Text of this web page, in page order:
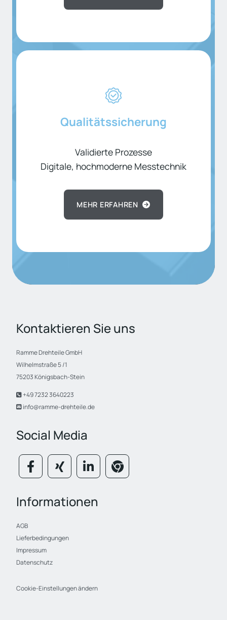
Qualitätssicherung
Validierte Prozesse
Digitale, hochmoderne Messtechnik
MEHR ERFAHREN
Kontaktieren Sie uns
Ramme Drehteile GmbH
Wilhelmstraße 5 /1
75203 Königsbach-Stein
+49 7232 3640223
 info@ramme-drehteile.de
Social Media
Informationen
AGB
Lieferbedingungen
Impressum
Datenschutz
Cookie-Einstellungen ändern